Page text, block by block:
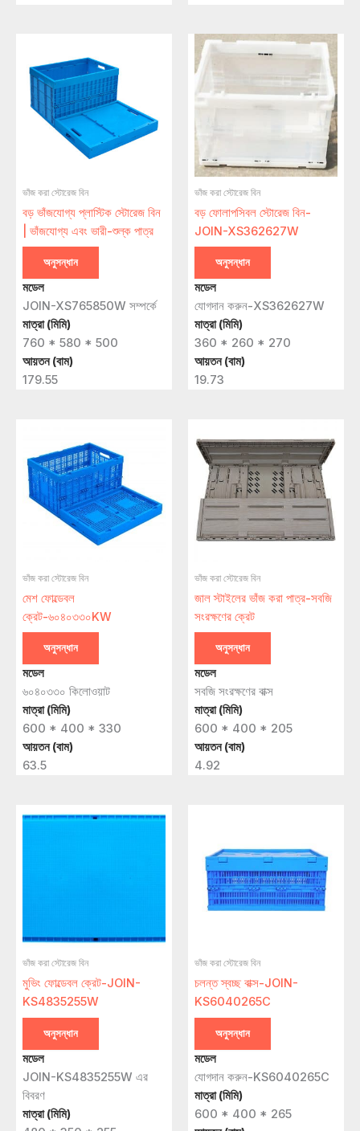
ভাঁজ করা স্টোরেজ বিন
বড় ভাঁজযোগ্য প্লাস্টিক স্টোরেজ বিন
| ভাঁজযোগ্য এবং ভারী-শুল্ক পাত্র
অনুসন্ধান
মডেল
JOIN-XS765850W সম্পর্কে
মাত্রা (মিমি)
760 * 580 * 500
আয়তন (বাম)
179.55
ভাঁজ করা স্টোরেজ বিন
বড় ফোলাপসিবল স্টোরেজ বিন-
JOIN-XS362627W
অনুসন্ধান
মডেল
যোগদান করুন-XS362627W
মাত্রা (মিমি)
360 * 260 * 270
আয়তন (বাম)
19.73
ভাঁজ করা স্টোরেজ বিন
মেশ ফোল্ডেবল
ক্রেট-৬০৪০৩৩০KW
অনুসন্ধান
মডেল
৬০৪০৩৩০ কিলোওয়াট
মাত্রা (মিমি)
600 * 400 * 330
আয়তন (বাম)
63.5
ভাঁজ করা স্টোরেজ বিন
জাল স্টাইলের ভাঁজ করা পাত্র-সবজি
সংরক্ষণের ক্রেট
অনুসন্ধান
মডেল
সবজি সংরক্ষণের বাক্স
মাত্রা (মিমি)
600 * 400 * 205
আয়তন (বাম)
4.92
ভাঁজ করা স্টোরেজ বিন
মুভিং ফোল্ডেবল ক্রেট-JOIN-
KS4835255W
অনুসন্ধান
মডেল
JOIN-KS4835255W এর
বিবরণ
মাত্রা (মিমি)
ভাঁজ করা স্টোরেজ বিন
চলন্ত স্বচ্ছ বাক্স-JOIN-
KS6040265C
অনুসন্ধান
মডেল
যোগদান করুন-KS6040265C
মাত্রা (মিমি)
600 * 400 * 265